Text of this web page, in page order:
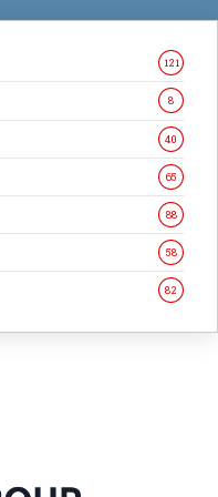
121
8
40
65
88
58
82